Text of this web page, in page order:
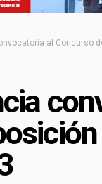
al Concurso